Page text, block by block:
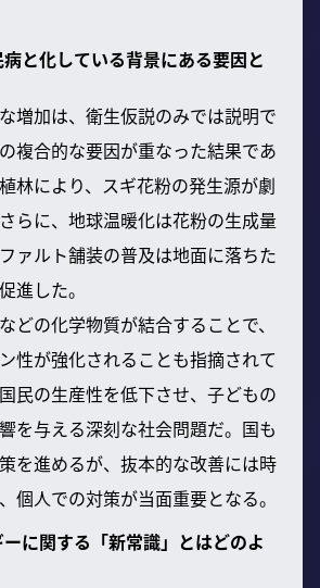
と化している背景にある要因と
増加は、衛生仮説のみでは説明で
複合的な要因が重なった結果であ
林により、スギ花粉の発生源が劇
らに、地球温暖化は花粉の生成量
ァルト舗装の普及は地面に落ちた
進した。
どの化学物質が結合することで、
性が強化されることも指摘されて
民の生産性を低下させ、子どもの
を与える深刻な社会問題だ。国も
を進めるが、抜本的な改善には時
個人での対策が当面重要となる。
に関する「新常識」とはどのよ